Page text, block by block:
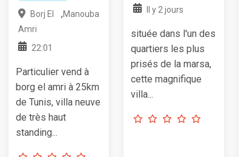
Borj El
Amri
,Manouba
22:01
Particulier vend à
borg el amri à 25km
de Tunis, villa neuve
de très haut
standing...
Il y 2 jours
située dans l'un des
quartiers les plus
prisés de la marsa,
cette magnifique
villa...